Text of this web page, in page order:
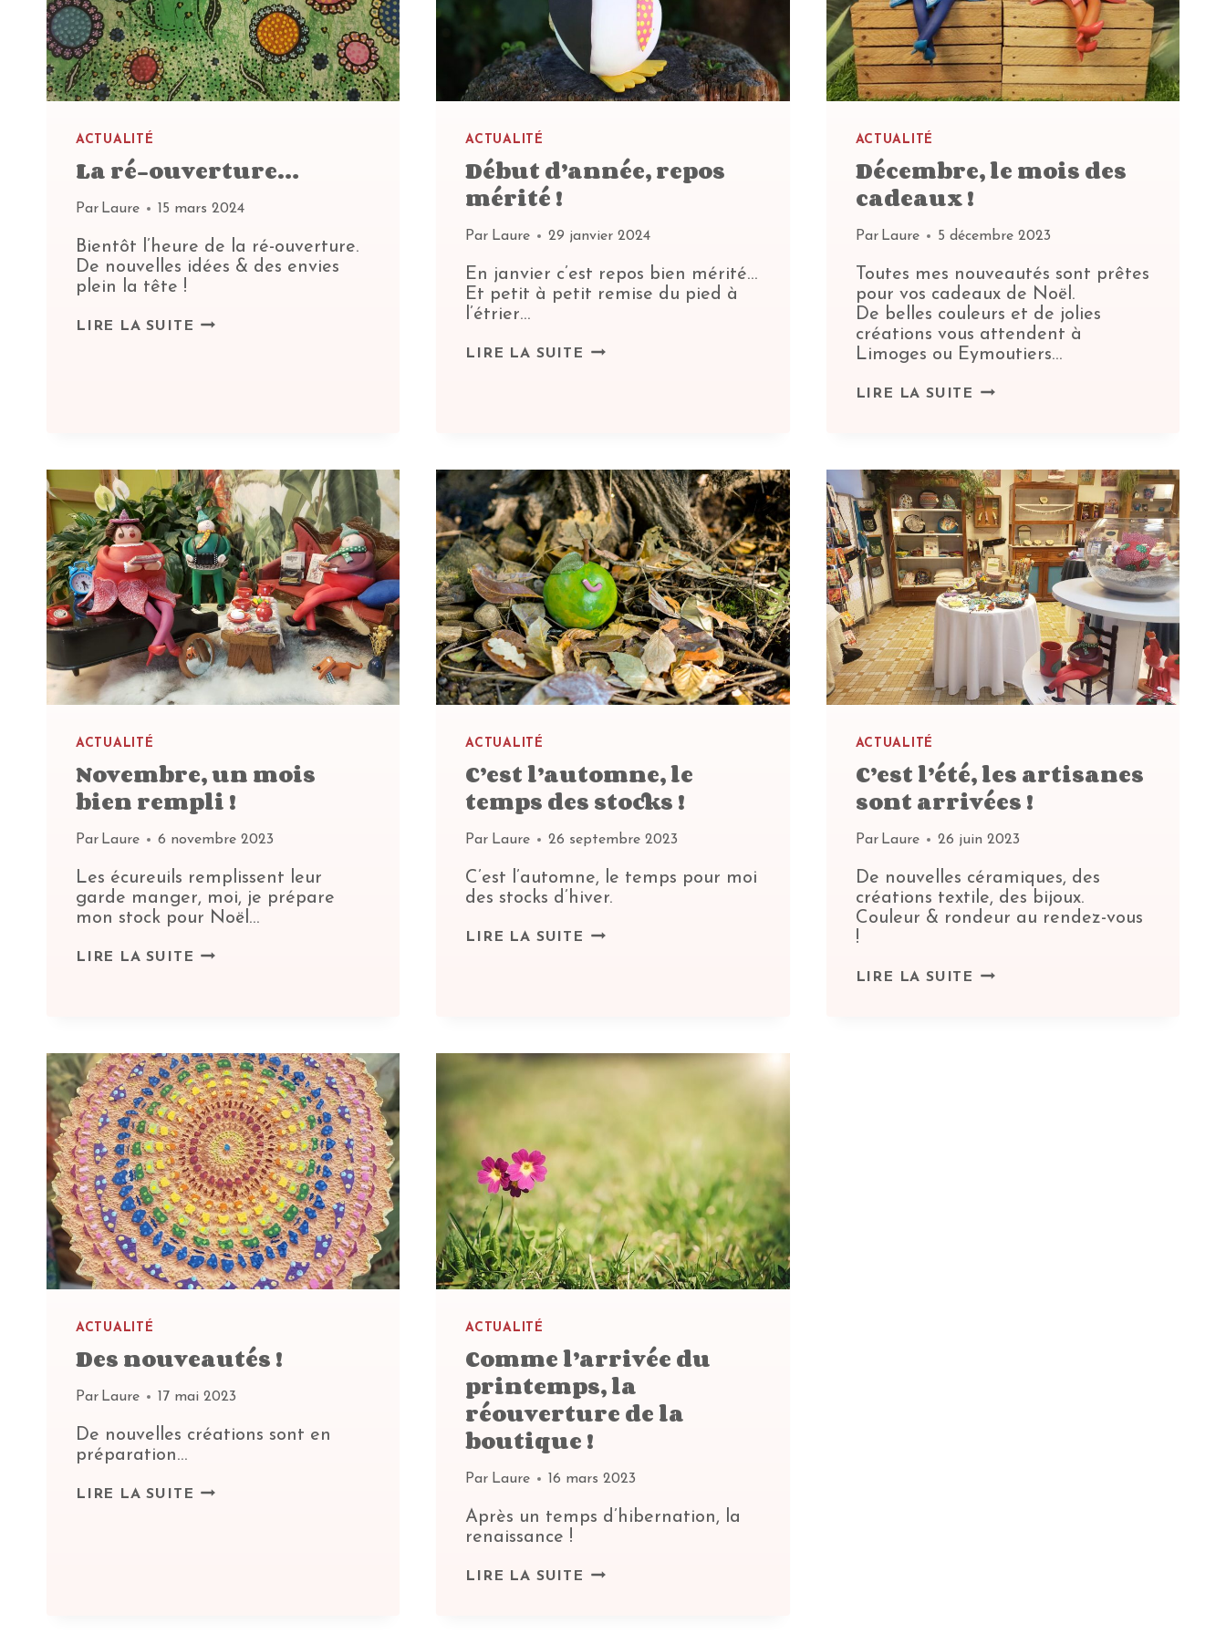
ACTUALITÉ
La ré-ouverture…
Par Laure 15 mars 2024
Bientôt l’heure de la ré-ouverture.
De nouvelles idées & des envies
plein la tête !
LIRE LA SUITE LA
ACTUALITÉ
Début d’année, repos
mérité !
Par Laure 29 janvier 2024
En janvier c’est repos bien mérité…
Et petit à petit remise du pied à
l’étrier…
LIRE LA SUITE DÉBUT
ACTUALITÉ
Décembre, le mois des
cadeaux !
Par Laure 5 décembre 2023
Toutes mes nouveautés sont prêtes
pour vos cadeaux de Noël.
De belles couleurs et de jolies
créations vous attendent à
Limoges ou Eymoutiers…
LIRE LA SUITE DÉCEMBRE,
CADEAUX
!
ACTUALITÉ
Novembre, un mois
bien rempli !
Par Laure 6 novembre 2023
Les écureuils remplissent leur
garde manger, moi, je prépare
mon stock pour Noël…
LIRE LA SUITE NOVEMBRE,
!
ACTUALITÉ
C’est l’automne, le
temps des stocks !
Par Laure 26 septembre 2023
C’est l’automne, le temps pour moi
des stocks d’hiver.
LIRE LA SUITE C’EST
!
ACTUALITÉ
C’est l’été, les artisanes
sont arrivées !
Par Laure 26 juin 2023
De nouvelles céramiques, des
créations textile, des bijoux.
Couleur & rondeur au rendez-vous
!
LIRE LA SUITE C’EST
ACTUALITÉ
Des nouveautés !
Par Laure 17 mai 2023
De nouvelles créations sont en
préparation…
LIRE LA SUITE DES
ACTUALITÉ
Comme l’arrivée du
printemps, la
réouverture de la
boutique !
Par Laure 16 mars 2023
Après un temps d’hibernation, la
renaissance !
LIRE LA SUITE COMME